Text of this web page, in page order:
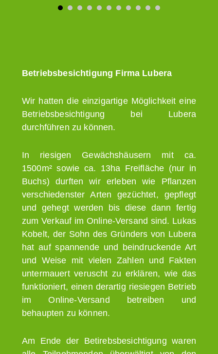
Betriebsbesichtigung Firma Lubera
Wir hatten die einzigartige Möglichkeit eine
Betriebsbesichtigung bei Lubera
durchführen zu können.
In riesigen Gewächshäusern mit ca.
1500m² sowie ca. 13ha Freifläche (nur in
Buchs) durften wir erleben wie Pflanzen
verschiedenster Arten gezüchtet, gepflegt
und gehegt werden bis diese dann fertig
zum Verkauf im Online-Versand sind. Lukas
Kobelt, der Sohn des Gründers von Lubera
hat auf spannende und beindruckende Art
und Weise mit vielen Zahlen und Fakten
untermauert veruscht zu erklären, wie das
funktioniert, einen derartig riesiegen Betrieb
im Online-Versand betreiben und
behaupten zu können.
Am Ende der Betirebsbesichtigung waren